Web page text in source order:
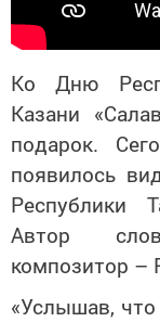
Ко Дню
Казани
подарок.
появилось
Республики
Автор
композитор –
«Услышав,